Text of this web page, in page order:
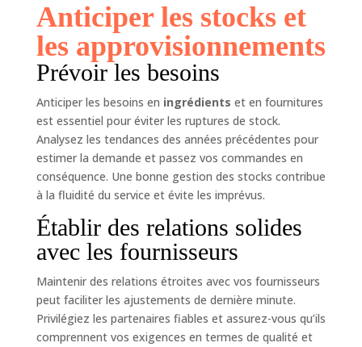
Anticiper les stocks et
les approvisionnements
Prévoir les besoins
Anticiper les besoins en ingrédients et en fournitures
est essentiel pour éviter les ruptures de stock.
Analysez les tendances des années précédentes pour
estimer la demande et passez vos commandes en
conséquence. Une bonne gestion des stocks contribue
à la fluidité du service et évite les imprévus.
Établir des relations solides
avec les fournisseurs
Maintenir des relations étroites avec vos fournisseurs
peut faciliter les ajustements de dernière minute.
Privilégiez les partenaires fiables et assurez-vous qu’ils
comprennent vos exigences en termes de qualité et